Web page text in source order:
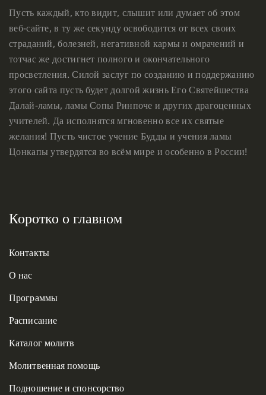
Пусть каждый, кто видит, слышит или думает об этом
веб-сайте, в ту же секунду освободится от всех своих
страданий, болезней, негативной кармы и омрачений и
тотчас же достигнет полного и окончательного
просветления. Силой заслуг по созданию и поддержанию
этого сайта пусть будет долгой жизнь Его Святейшества
Далай-ламы, ламы Сопы Ринпоче и других драгоценных
учителей. Да исполнятся мгновенно все их святые
желания! Пусть чистое учение Будды и учения ламы
Цонкапы утвердятся во всём мире и особенно в России!
Коротко о главном
Контакты
О нас
Программы
Расписание
Каталог молитв
Молитвенная помощь
Подношение и спонсорство